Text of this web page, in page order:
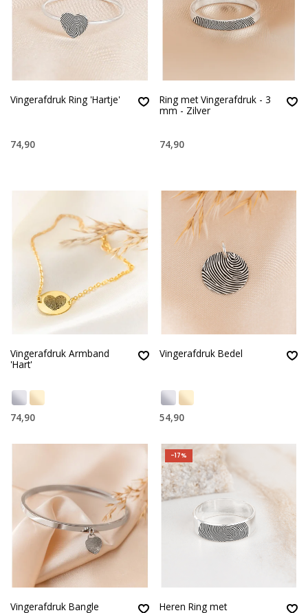
Vingerafdruk Ring 'Hartje'
74,90
Ring met Vingerafdruk - 3
mm - Zilver
74,90
Vingerafdruk Armband
'Hart'
74,90
Vingerafdruk Bedel
54,90
Vingerafdruk Bangle
-17%
Heren Ring met